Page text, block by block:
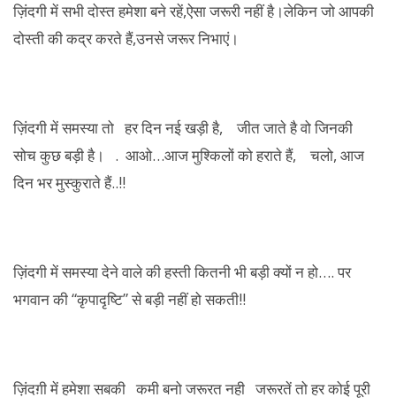
ज़िंदगी में सभी दोस्त हमेशा बने रहें,ऐसा जरूरी नहीं है।लेकिन जो आपकी
दोस्ती की कद्र करते हैं,उनसे जरूर निभाएं।
ज़िंदगी में समस्या तो हर दिन नई खड़ी है, जीत जाते है वो जिनकी
सोच कुछ बड़ी है। . आओ…आज मुश्किलों को हराते हैं, चलो, आज
दिन भर मुस्कुराते हैं..!!
ज़िंदगी में समस्या देने वाले की हस्ती कितनी भी बड़ी क्यों न हो…. पर
भगवान की “कृपादृष्टि” से बड़ी नहीं हो सकती!!
ज़िंदग़ी में हमेशा सबकी कमी बनो जरूरत नही जरूरतें तो हर कोई पूरी